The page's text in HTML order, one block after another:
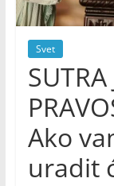
Svet
SUTRA
Ako
uradit